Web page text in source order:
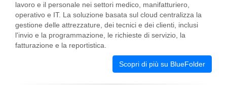
lavoro e il personale nei settori medico, manifatturiero,
operativo e IT. La soluzione basata sul cloud centralizza la
gestione delle attrezzature, dei tecnici e dei clienti, inclusi
l'invio e la programmazione, le richieste di servizio, la
fatturazione e la reportistica.
Scopri di più su BlueFolder